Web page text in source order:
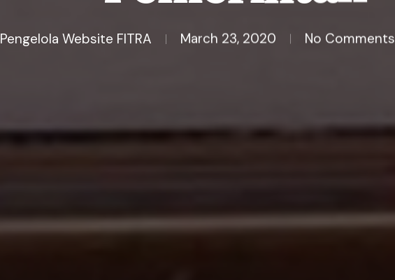
Pengelola Website FITRA March 23, 2020 No Comments